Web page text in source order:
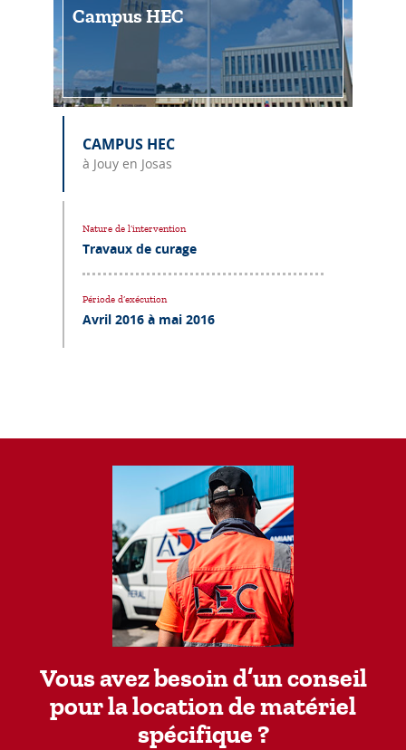
Campus HEC
CAMPUS HEC
à Jouy en Josas
Nature de l’intervention
Travaux de curage
Période d’exécution
Avril 2016 à mai 2016
Vous avez besoin d’un conseil
pour la location de matériel
spécifique ?